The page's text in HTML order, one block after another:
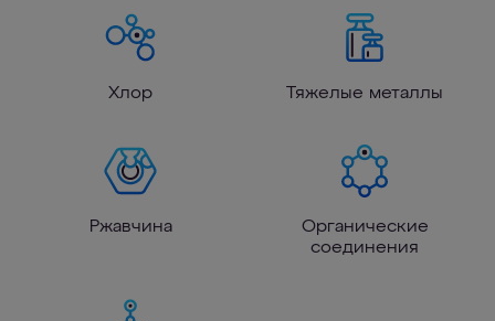
Хлор Тяжелые металлы
Ржавчина
Органические
соединения